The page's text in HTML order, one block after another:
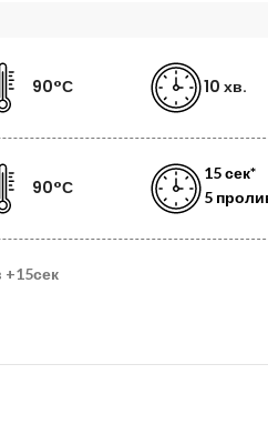
90°С 10 хв.
90°С
15 сек*
5
+15сек